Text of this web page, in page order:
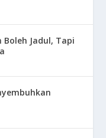
Jadul, Tapi